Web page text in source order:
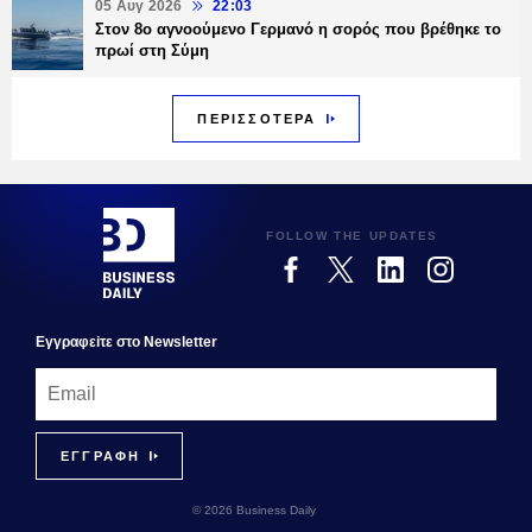
05 Αυγ 2026 22:03
Στον 8ο αγνοούμενο Γερμανό η σορός που βρέθηκε το
πρωί στη Σύμη
ΠΕΡΙΣΣΟΤΕΡΑ
FOLLOW THE UPDATES
Εγγραφεiτε στο Newsletter
© 2026 Business Daily